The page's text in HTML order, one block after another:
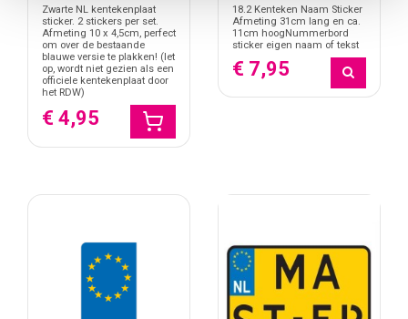
Zwarte NL kentekenplaat
sticker. 2 stickers per set.
Afmeting 10 x 4,5cm, perfect
om over de bestaande
blauwe versie te plakken! (let
op, wordt niet gezien als een
officiele kentekenplaat door
het RDW)
€ 4,95
18.2 Kenteken Naam Sticker
Afmeting 31cm lang en ca.
11cm hoogNummerbord
sticker eigen naam of tekst
€ 7,95